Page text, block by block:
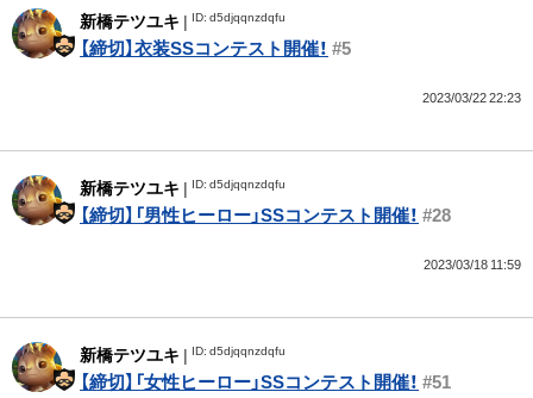
新橋テツユキ | ID: d5djqqnzdqfu
【締切】衣装SSコンテスト開催！ #5
2023/03/22 22:23
新橋テツユキ | ID: d5djqqnzdqfu
【締切】「男性ヒーロー」SSコンテスト開催！ #28
2023/03/18 11:59
新橋テツユキ | ID: d5djqqnzdqfu
【締切】「女性ヒーロー」SSコンテスト開催！ #51